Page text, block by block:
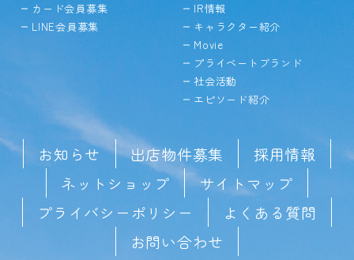
カード会員募集
LINE会員募集
IR情報
キャラクター紹介
Movie
プライベートブランド
社会活動
エピソード紹介
お知らせ 出店物件募集
採用情報
ネットショップ
サイトマップ
プライバシーポリシー
よくある質問
お問い合わせ